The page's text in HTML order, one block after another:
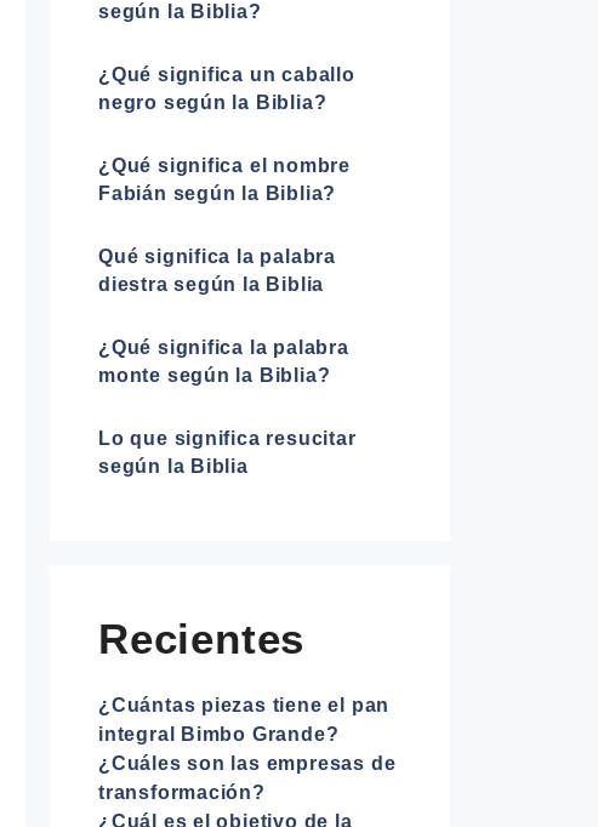
según la Biblia?
¿Qué significa un caballo
negro según la Biblia?
¿Qué significa el nombre
Fabián según la Biblia?
Qué significa la palabra
diestra según la Biblia
¿Qué significa la palabra
monte según la Biblia?
Lo que significa resucitar
según la Biblia
Recientes
¿Cuántas piezas tiene el pan
integral Bimbo Grande?
¿Cuáles son las empresas de
transformación?
¿Cuál es el objetivo de la